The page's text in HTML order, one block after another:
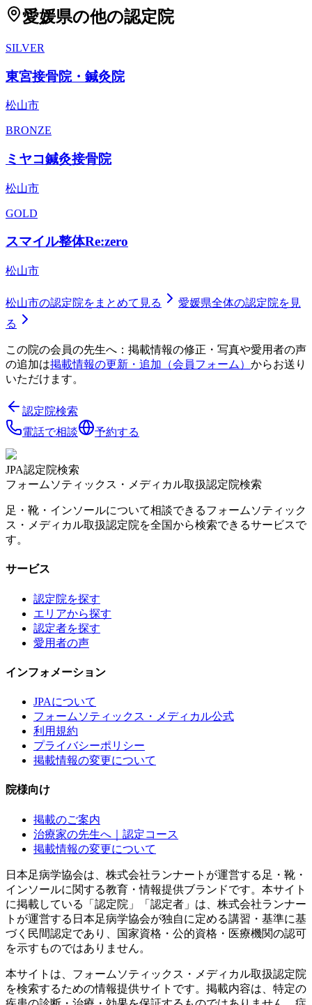
愛媛県の他の認定院
SILVER
東宮接骨院・鍼灸院
松山市
BRONZE
ミヤコ鍼灸接骨院
松山市
GOLD
スマイル整体Re:zero
松山市
松山市の認定院をまとめて見る 愛媛県全体の認定院を見
る
この院の会員の先生へ：掲載情報の修正・写真や愛用者の声
の追加は掲載情報の更新・追加（会員フォーム） からお送り
いただけます。
認定院検索
電話で相談
予約する
JPA認定院検索
フォームソティックス・メディカル取扱認定院検索
足・靴・インソールについて相談できるフォームソティック
ス・メディカル取扱認定院を全国から検索できるサービスで
す。
サービス
認定院を探す
エリアから探す
認定者を探す
愛用者の声
インフォメーション
JPAについて
フォームソティックス・メディカル公式
利用規約
プライバシーポリシー
掲載情報の変更について
院様向け
掲載のご案内
治療家の先生へ｜認定コース
掲載情報の変更について
日本足病学協会は、株式会社ランナートが運営する足・靴・
インソールに関する教育・情報提供ブランドです。本サイト
に掲載している「認定院」「認定者」は、株式会社ランナー
トが運営する日本足病学協会が独自に定める講習・基準に基
づく民間認定であり、国家資格・公的資格・医療機関の認可
を示すものではありません。
本サイトは、フォームソティックス・メディカル取扱認定院
を検索するための情報提供サイトです。掲載内容は、特定の